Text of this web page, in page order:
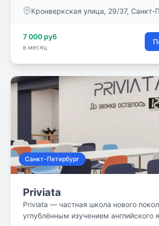
к образованию лежит теория
человека.
Кронверкская улица, 29/37, Санкт-
7 000 руб
в месяц
Санкт-Петербург
Priviata
Priviata — частная школа нового
углублённым изучением английского